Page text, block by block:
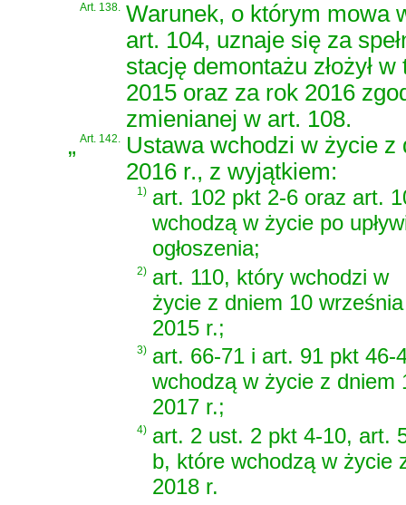
Art. 138. Warunek, o którym mowa
art. 104, uznaje się za
stację demontażu złożył
2015 oraz za rok 2016
zmienianej w art. 108.
„Art. 142. Ustawa wchodzi w życie z
2016 r., z wyjątkiem:
1) art. 102 pkt 2-6 oraz art.
wchodzą w życie po
ogłoszenia;
2) art. 110, który wchodzi w
życie z dniem 10 września
2015 r.;
3) art. 66-71 i art. 91 pkt 46-
wchodzą w życie z dniem
2017 r.;
4) art. 2 ust. 2 pkt 4-10, art.
b, które wchodzą w życie
2018 r.